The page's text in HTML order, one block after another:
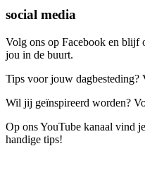
social media
Volg ons op Facebook en blijf
jou in de buurt.
Tips voor jouw dagbesteding?
Wil jij geïnspireerd worden?
Op ons YouTube kanaal vind
handige tips!